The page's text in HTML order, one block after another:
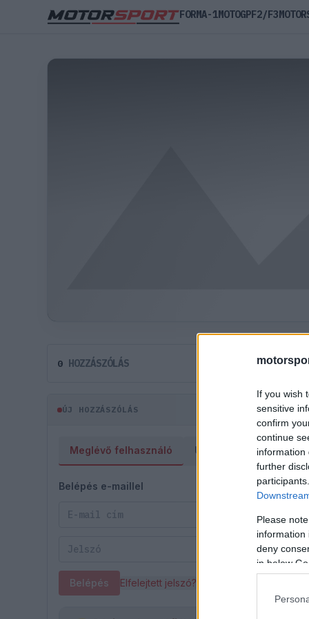
If you wish
sensitive
confirm
continue
information
further
Please
information
deny
in below
0 HOZZÁSZÓLÁS
ÚJ HOZZÁSZÓLÁS
Meglévő felhasználó Új felhasználó
Belépés e-maillel
Belépés Elfelejtett jelszó?
FORMA-1MOTOGPF2/F3